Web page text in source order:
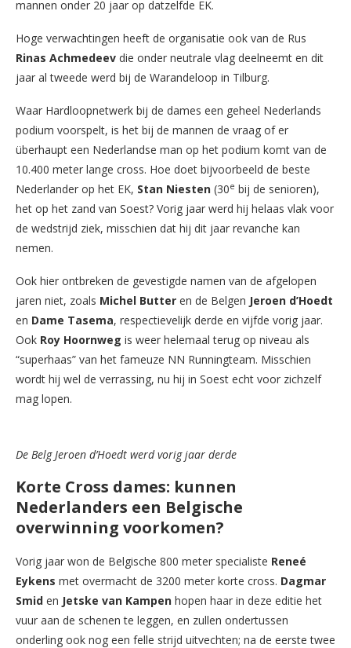
mannen onder 20 jaar op datzelfde EK.
Hoge verwachtingen heeft de organisatie ook van de Rus
Rinas Achmedeev die onder neutrale vlag deelneemt en dit
jaar al tweede werd bij de Warandeloop in Tilburg.
Waar Hardloopnetwerk bij de dames een geheel Nederlands
podium voorspelt, is het bij de mannen de vraag of er
überhaupt een Nederlandse man op het podium komt van de
10.400 meter lange cross. Hoe doet bijvoorbeeld de beste
Nederlander op het EK, Stan Niesten (30e bij de senioren),
het op het zand van Soest? Vorig jaar werd hij helaas vlak voor
de wedstrijd ziek, misschien dat hij dit jaar revanche kan
nemen.
Ook hier ontbreken de gevestigde namen van de afgelopen
jaren niet, zoals Michel Butter en de Belgen Jeroen d’Hoedt
en Dame Tasema, respectievelijk derde en vijfde vorig jaar.
Ook Roy Hoornweg is weer helemaal terug op niveau als
“superhaas” van het fameuze NN Runningteam. Misschien
wordt hij wel de verrassing, nu hij in Soest echt voor zichzelf
mag lopen.
De Belg Jeroen d’Hoedt werd vorig jaar derde
Korte Cross dames: kunnen
Nederlanders een Belgische
overwinning voorkomen?
Vorig jaar won de Belgische 800 meter specialiste Reneé
Eykens met overmacht de 3200 meter korte cross. Dagmar
Smid en Jetske van Kampen hopen haar in deze editie het
vuur aan de schenen te leggen, en zullen ondertussen
onderling ook nog een felle strijd uitvechten; na de eerste twee